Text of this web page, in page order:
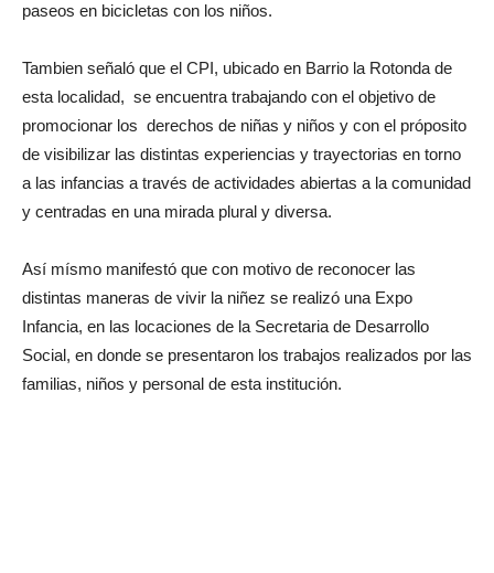
paseos en bicicletas con los niños.
Tambien señaló que el CPI, ubicado en Barrio la Rotonda de
esta localidad, se encuentra trabajando con el objetivo de
promocionar los derechos de niñas y niños y con el próposito
de visibilizar las distintas experiencias y trayectorias en torno
a las infancias a través de actividades abiertas a la comunidad
y centradas en una mirada plural y diversa.
Así mísmo manifestó que con motivo de reconocer las
distintas maneras de vivir la niñez se realizó una Expo
Infancia, en las locaciones de la Secretaria de Desarrollo
Social, en donde se presentaron los trabajos realizados por las
familias, niños y personal de esta institución.